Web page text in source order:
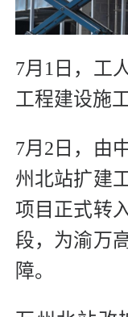
7月1日，工
工程建设施
7月2日，由
州北站扩建
项目正式转
段，为渝万
障。